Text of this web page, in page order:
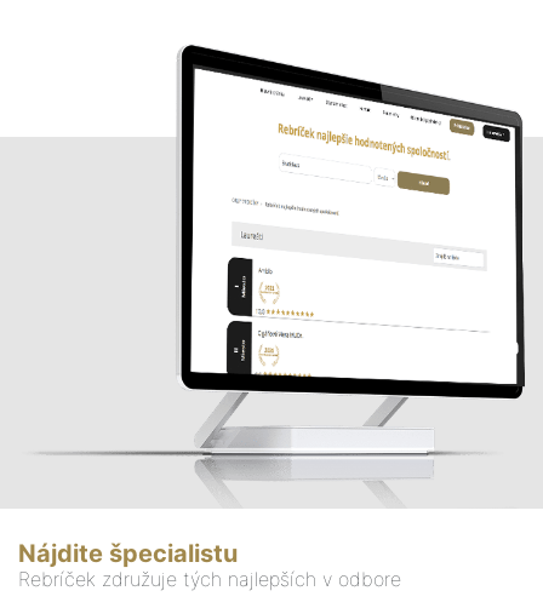
Nájdite špecialistu
Rebríček združuje tých najlepších v odbore